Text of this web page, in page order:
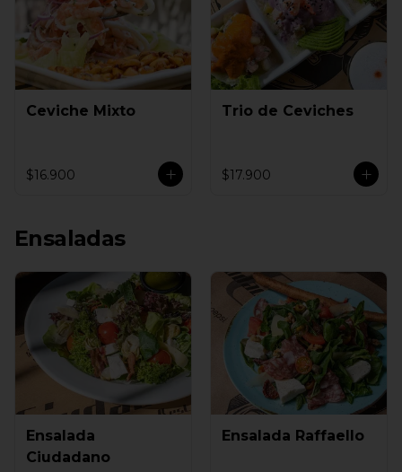
Ceviche Mixto
$16.900
Trio de Ceviches
$17.900
Ensaladas
Ensalada
Ciudadano
Ensalada Raffaello